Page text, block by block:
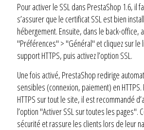
Pour activer le SSL dans PrestaShop 1.6, il
s’assurer que le certificat SSL est bien
hébergement. Ensuite, dans le back-office,
"Préférences" > "Général" et cliquez sur le
support HTTPS, puis activez l’option SSL.
Une fois activé, PrestaShop redirige
sensibles (connexion, paiement) en
HTTPS sur tout le site, il est recommandé
l’option "Activer SSL sur toutes les pages".
sécurité et rassure les clients lors de leur